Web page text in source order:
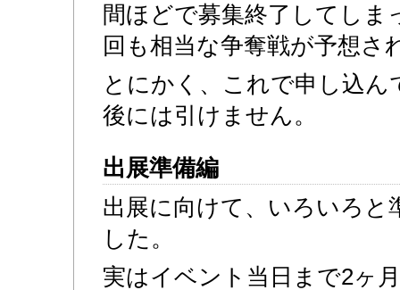
間ほどで募集終了してしま
回も相当な争奪戦が予想さ
とにかく、これで申し込
後には引けません。
出展準備編
出展に向けて、いろいろと
した。
実はイベント当日まで2ヶ